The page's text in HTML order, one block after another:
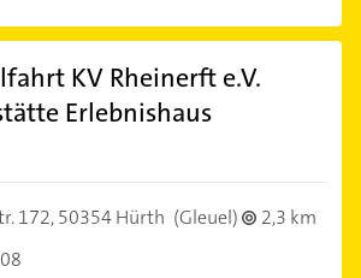
KV Rheinerft e.V.
Erlebnishaus
172,50354 Hürth (Gleuel)
2,3 km